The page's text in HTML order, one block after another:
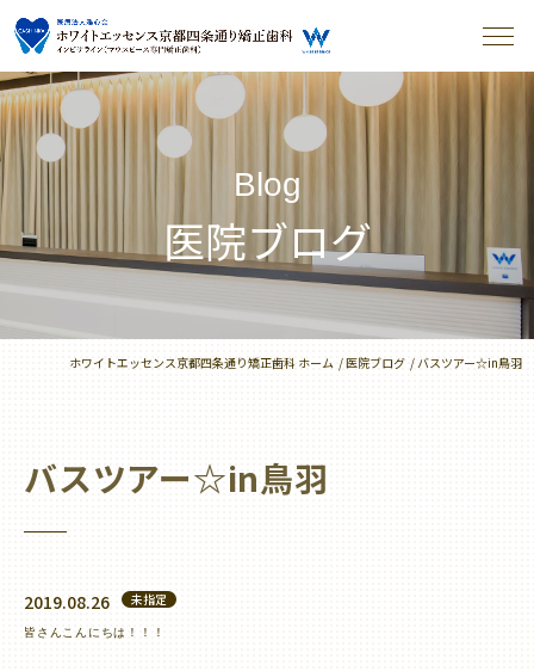
Blog
医院ブログ
ホワイトエッセンス京都四条通り矯正歯科 ホーム 医院ブログ バスツアー☆in鳥羽
バスツアー☆in鳥羽
2019.08.26 未指定
皆さんこんにちは！！！